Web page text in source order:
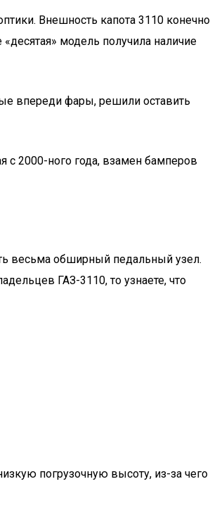
Внешность капота 3110 конечно
модель получила наличие
впереди фары, решили оставить
2000-ного года, взамен бамперов
весьма обширный педальный узел.
ГАЗ-3110, то узнаете, что
погрузочную высоту, из-за чего